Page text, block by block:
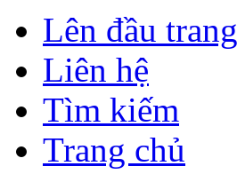
Lên đầu trang
Liên hệ
Tìm kiếm
Trang chủ